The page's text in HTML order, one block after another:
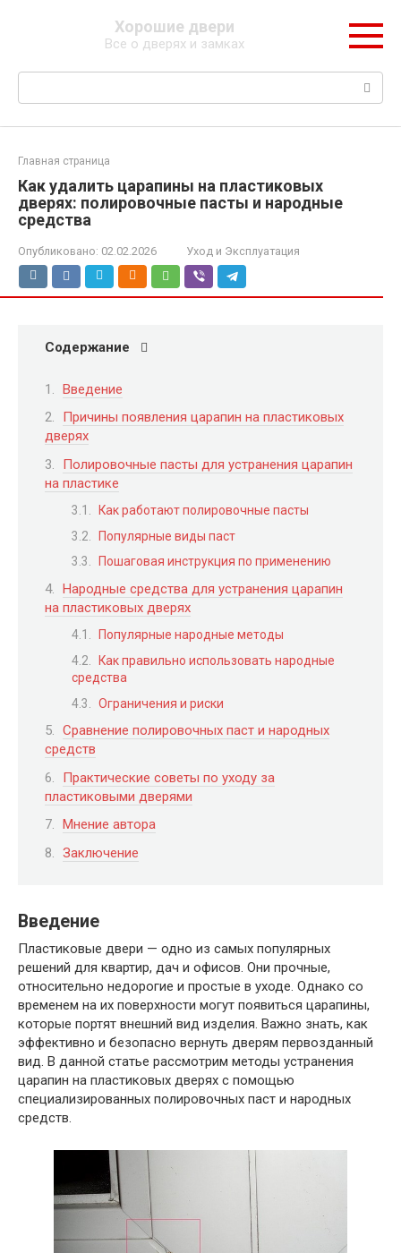
Хорошие двери
Все о дверях и замках
Поиск:
Главная страница
Как удалить царапины на пластиковых
дверях: полировочные пасты и народные
средства
Опубликовано: 02.02.2026 Уход и Эксплуатация
Содержание
Введение
Причины появления царапин на пластиковых
дверях
Полировочные пасты для устранения царапин
на пластике
Как работают полировочные пасты
Популярные виды паст
Пошаговая инструкция по применению
Народные средства для устранения царапин
на пластиковых дверях
Популярные народные методы
Как правильно использовать народные
средства
Ограничения и риски
Сравнение полировочных паст и народных
средств
Практические советы по уходу за
пластиковыми дверями
Мнение автора
Заключение
Введение
Пластиковые двери — одно из самых популярных
решений для квартир, дач и офисов. Они прочные,
относительно недорогие и простые в уходе. Однако со
временем на их поверхности могут появиться царапины,
которые портят внешний вид изделия. Важно знать, как
эффективно и безопасно вернуть дверям первозданный
вид. В данной статье рассмотрим методы устранения
царапин на пластиковых дверях с помощью
специализированных полировочных паст и народных
средств.